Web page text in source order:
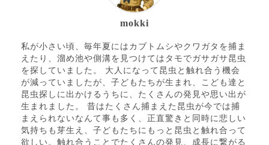
mokki
私が小さい頃、毎年夏にはカブトムシやクワガタを捕ま
えたり、溜め池や側溝を見つけてはタモでガサガサ昆虫
を探していました。 大人になって昆虫と触れ合う機会
が減っていましたが、子どもたちが生まれ、こども達と
昆虫探しに出かけるうちに、たくさんの発見や思い出が
生まれました。 昔はたくさん捕まえた昆虫が今では捕
まえられないなんて事も多く、正直驚きと同時に悲しい
気持ちも芽生え、子どもたちにもっと昆虫と触れ合って
欲しい。触れ合うことでたくさんの発見、成長に繋がる